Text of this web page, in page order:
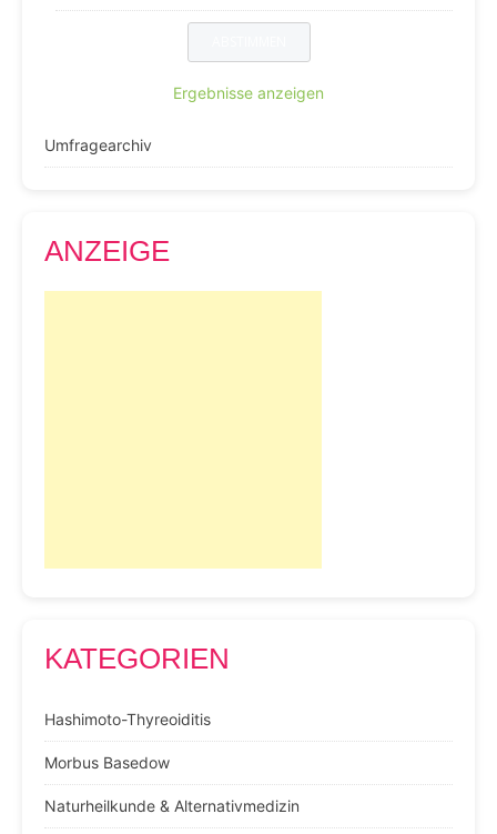
Ergebnisse anzeigen
Umfragearchiv
ANZEIGE
KATEGORIEN
Hashimoto-Thyreoiditis
Morbus Basedow
Naturheilkunde & Alternativmedizin